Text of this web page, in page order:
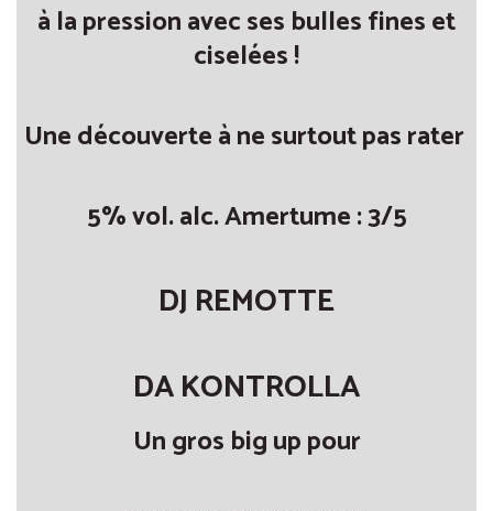
à la pression avec ses bulles fines et
ciselées !
Une découverte à ne surtout pas rater
5% vol. alc. Amertume : 3/5
DJ REMOTTE
DA KONTROLLA
Un gros big up pour